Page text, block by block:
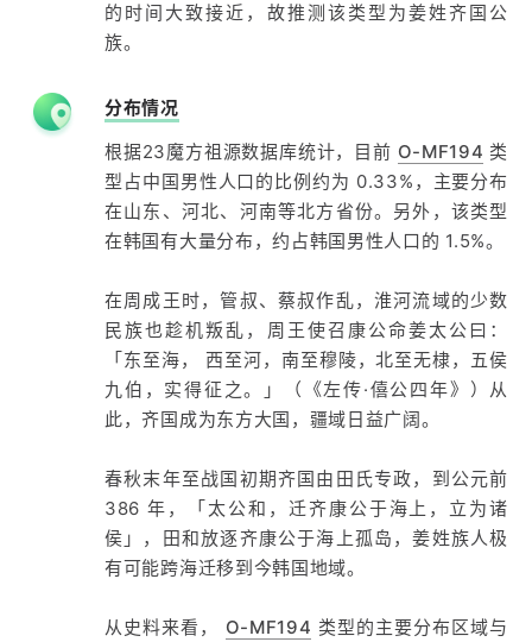
的时间大致接近，故推测该类型为姜姓齐国公
族。
分布情况
根据23魔方祖源数据库统计，目前 O-MF194 类
型占中国男性人口的比例约为 0.33%，主要分布
在山东、河北、河南等北方省份。另外，该类型
在韩国有大量分布，约占韩国男性人口的 1.5%。
在周成王时，管叔、蔡叔作乱，淮河流域的少数
民族也趁机叛乱，周王使召康公命姜太公曰：
「东至海， 西至河，南至穆陵，北至无棣，五侯
九伯，实得征之。」（《左传·僖公四年》）从
此，齐国成为东方大国，疆域日益广阔。
春秋末年至战国初期齐国由田氏专政，到公元前
386 年，「太公和，迁齐康公于海上，立为诸
侯」，田和放逐齐康公于海上孤岛，姜姓族人极
有可能跨海迁移到今韩国地域。
从史料来看， O-MF194 类型的主要分布区域与